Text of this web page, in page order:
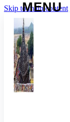
Skip to main content